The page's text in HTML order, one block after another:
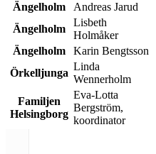
Ängelholm
Andreas Jarud
Ängelholm
Lisbeth
Holmåker
Ängelholm
Karin Bengtsson
Örkelljunga
Linda
Wennerholm
Familjen
Helsingborg
Eva-Lotta
Bergström,
koordinator